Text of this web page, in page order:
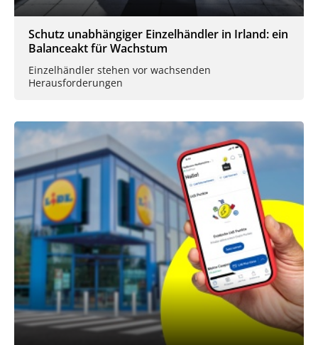
Schutz unabhängiger Einzelhändler in Irland: ein
Balanceakt für Wachstum
Einzelhändler stehen vor wachsenden
Herausforderungen